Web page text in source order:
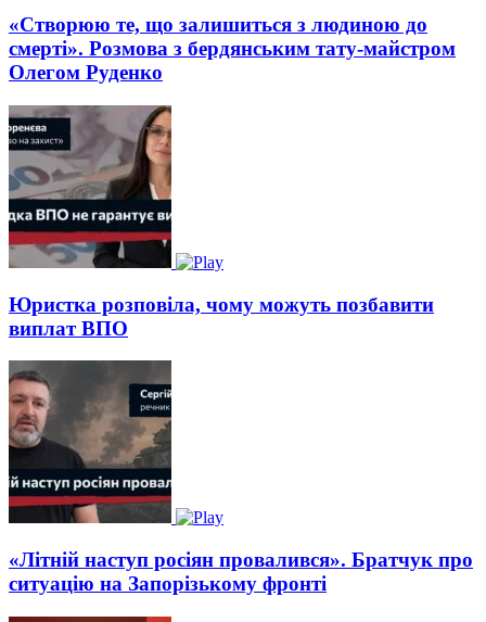
«Створюю те, що залишиться з людиною до
смерті». Розмова з бердянським тату-майстром
Олегом Руденко
Юристка розповіла, чому можуть позбавити
виплат ВПО
«Літній наступ росіян провалився». Братчук про
ситуацію на Запорізькому фронті